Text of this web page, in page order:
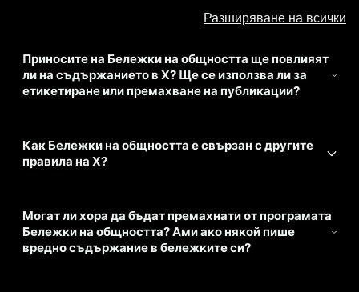
Разширяване на всички
Приносите на Бележки на общността ще повлияят
ли на съдържанието в X? Ще се използва ли за
етикетиране или премахване на публикации?
Как Бележки на общността е свързан с другите
правила на X?
Могат ли хора да бъдат премахнати от програмата
Бележки на общността? Ами ако някой пише
вредно съдържание в бележките си?